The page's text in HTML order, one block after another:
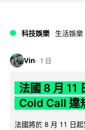
科技娛樂 生活娛樂
Vin 1 日
法國 8 月 11
Cold Call 違
法國將於 8 月 11 日